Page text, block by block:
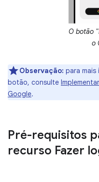
O botão
o
Observação: para mais
botão, consulte
Google.
Pré-requisitos
recurso Fazer